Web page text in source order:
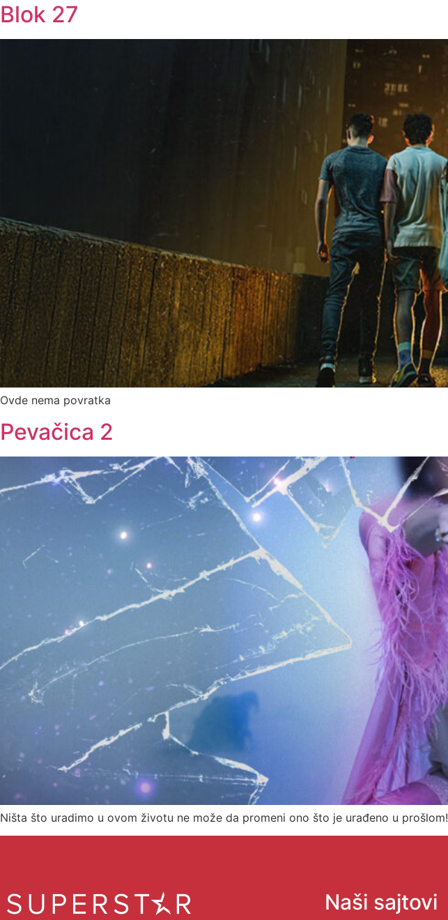
Blok 27
Ovde nema povratka
Pevačica 2
Ništa što uradimo u ovom životu ne može da promeni ono što je urađeno u prošlom!
Naši sajtovi